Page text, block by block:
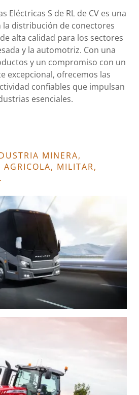
Eléctricas S de RL de CV es una
la distribución de conectores
alta calidad para los sectores
y la automotriz. Con una
y un compromiso con un
excepcional, ofrecemos las
confiables que impulsan
esenciales.
MINERA,
AGRICOLA, MILITAR,